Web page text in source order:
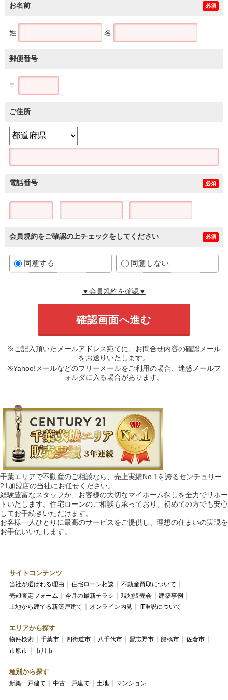
お名前 必須
姓 名
郵便番号
〒
ご住所
電話番号 必須
- -
会員規約をご確認の上チェックをしてください 必須
同意する 同意しない
▼会員規約を確認▼
※ご記入頂いたメールアドレス宛てに、お問合せ内容の確認メール
をお送りいたします。
※Yahoo!メールなどのフリーメールをご利用の場合、迷惑メールフ
ォルダに入る場合があります。
千葉エリアで不動産のご相談なら、売上実績No.1を誇るセンチュリー
21加盟店の当社にお任せください。
経験豊富なスタッフが、お客様の大切なマイホーム探しを全力でサポー
トいたします。住宅ローンのご相談も承っており、初めての方でも安心
してお手続きいただけます。
お客様一人ひとりに最高のサービスをご提供し、理想の住まいの実現を
お手伝いいたします。
サイトコンテンツ
当社が選ばれる理由 住宅ローン相談
不動産買取について
売却査定フォーム
今月の最新チラシ 現地販売会
建築事例
土地から建てる新築戸建て
オンライン内見 IT重説について
エリアから探す
物件検索 千葉市 四街道市 八千代市 習志野市 船橋市
佐倉市
市原市
市川市
種別から探す
新築一戸建て 中古一戸建て 土地 マンション